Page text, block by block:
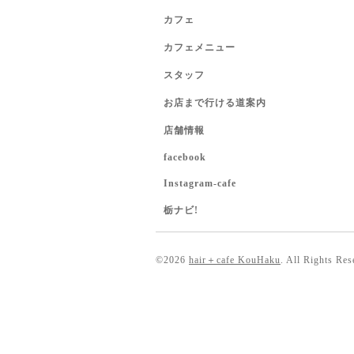
カフェ
カフェメニュー
スタッフ
お店まで行ける道案内
店舗情報
facebook
Instagram-cafe
栃ナビ!
©2026 hair＋cafe KouHaku. All Rights